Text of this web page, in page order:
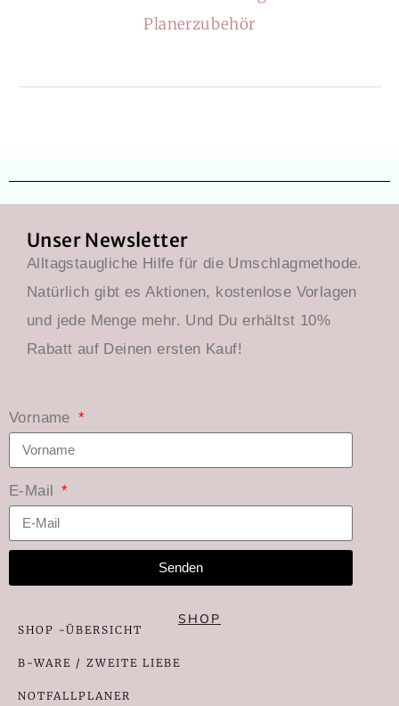
Planerzubehör
Unser Newsletter
Alltagstaugliche Hilfe für die Umschlagmethode.
Natürlich gibt es Aktionen, kostenlose Vorlagen
und jede Menge mehr. Und Du erhältst 10%
Rabatt auf Deinen ersten Kauf!
Vorname
E-Mail
Senden
SHOP
SHOP -ÜBERSICHT
B-WARE / ZWEITE LIEBE
NOTFALLPLANER